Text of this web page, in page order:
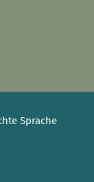
Sprache